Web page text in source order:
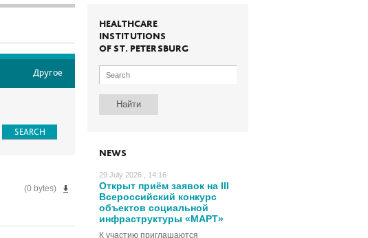
HEALTHCARE
INSTITUTIONS
OF ST. PETERSBURG
NEWS
29 July 2026 , 14:16
Открыт приём заявок на III
Всероссийский конкурс
объектов социальной
инфраструктуры «МАРТ»
К участию приглашаются
Другое
(0 bytes)